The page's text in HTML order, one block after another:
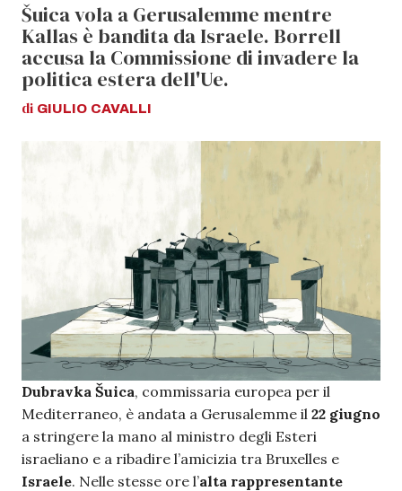
Šuica vola a Gerusalemme mentre
Kallas è bandita da Israele. Borrell
accusa la Commissione di invadere la
politica estera dell'Ue.
di GIULIO CAVALLI
Dubravka Šuica, commissaria europea per il
Mediterraneo, è andata a Gerusalemme il 22 giugno
a stringere la mano al ministro degli Esteri
israeliano e a ribadire l’amicizia tra Bruxelles e
Israele. Nelle stesse ore l’alta rappresentante